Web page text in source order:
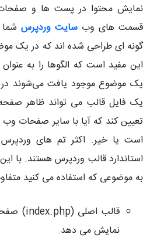
نمایش محتوا در پست ها و
قسمت های وب سایت وردپرسشما
گونه ای طراحی شده اند که در یک
این مفید است که الگوها را به
یک موضوع موجود یافت می‌شوند در
یک فایل قالب می تواند ظاهر
تعیین کند که آیا با سایر صفحات
است یا خیر. اکثر تم های
استاندارد قالب وردپرس هستند. با
به موضوعی که استفاده می کنید
قالب اصلی (index.php
)
نمایش می دهد.